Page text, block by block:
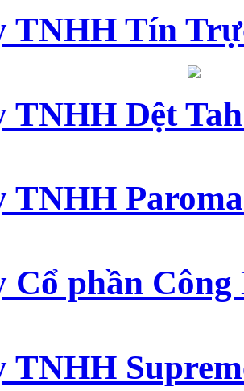
TNHH Tín
TNHH Dệt
TNHH
Cổ phần Công
TNHH